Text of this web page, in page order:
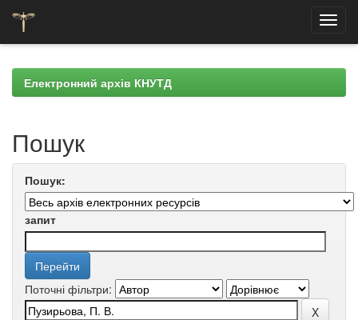
navigationЕлектронний архів КНУТД
Пошук
Пошук:
запит
Поточні фільтри: